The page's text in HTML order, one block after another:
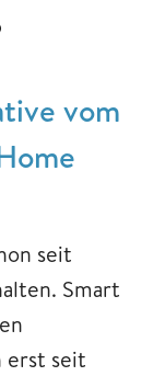
vom
seit
Smart
erst seit